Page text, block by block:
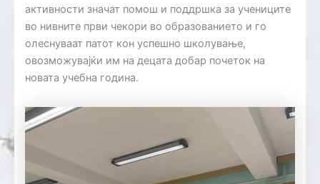
активности значат помош и поддршка за учениците
во нивните први чекори во образованието и го
олеснуваат патот кон успешно школување,
овозможувајќи им на децата добар почеток на
новата учебна година.